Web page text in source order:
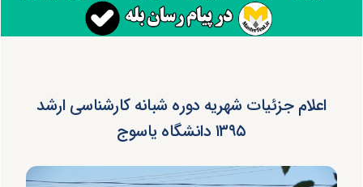
اعلام جزئیات شهریه دوره‌ شبانه کارشناسی ارشد
۱۳۹۵ دانشگاه یاسوج